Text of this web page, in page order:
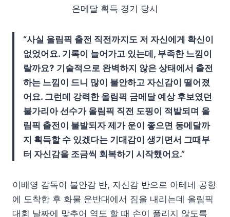
은메달 획득 경기 당시
“사실 올림픽 출전 직전까지도 저 자신에게 확신이
없었어요. 기록이 늘어가고 있는데, 부족한 느낌이
랄까요? 기술적으로 완벽하지 않은 상태에서 출전
하는 느낌이 드니 많이 불안하고 자신감이 떨어졌
어요. 그런데 강력한 올림픽 금메달 예상 후보였던
불가리아 선수가 올림픽 직전 도핑이 적발되며 올
림픽 출전이 불발되자 제가 운이 좋으면 동메달까
지 획득할 수 있겠다는 기대감이 생기면서 그때부
터 자신감을 조금씩 회복하기 시작했어요.”
이배영 감독이 불안감 반, 자신감 반으로 아테네 공항
에 도착한 후 화물 운반대에서 짐을 내리는데 올림픽
대회 날짜에 맞추어 역도 할 때 손이 풀리지 않도록